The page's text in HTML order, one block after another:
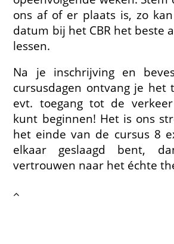
ons af of er plaats is, zo
datum bij het CBR het beste
lessen.
Na je inschrijving en
cursusdagen ontvang je het
evt. toegang tot de
kunt beginnen! Het is ons
het einde van de cursus 8
elkaar geslaagd bent,
vertrouwen naar het échte